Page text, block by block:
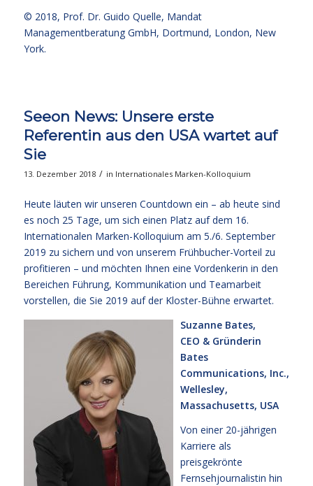
© 2018, Prof. Dr. Guido Quelle, Mandat
Managementberatung GmbH, Dortmund, London, New
York.
Seeon News: Unsere erste
Referentin aus den USA wartet auf
Sie
13. Dezember 2018 / in Internationales Marken-Kolloquium
Heute läuten wir unseren Countdown ein – ab heute sind
es noch 25 Tage, um sich einen Platz auf dem 16.
Internationalen Marken-Kolloquium am 5./6. September
2019 zu sichern und von unserem Frühbucher-Vorteil zu
profitieren – und möchten Ihnen eine Vordenkerin in den
Bereichen Führung, Kommunikation und Teamarbeit
vorstellen, die Sie 2019 auf der Kloster-Bühne erwartet.
Suzanne Bates,
CEO & Gründerin
Bates
Communications, Inc.,
Wellesley,
Massachusetts, USA
Von einer 20-jährigen
Karriere als
preisgekrönte
Fernsehjournalistin hin